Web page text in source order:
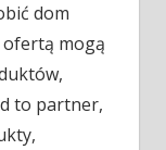
dom
ofertą mogą
to partner,